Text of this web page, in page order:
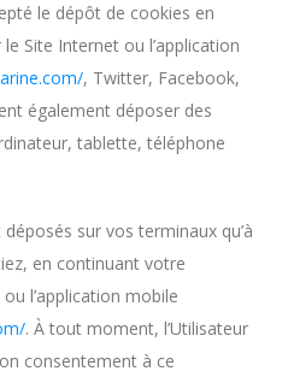
le dépôt de cookies en
Site Internet ou l’application
, Twitter, Facebook,
également déposer des
tablette, téléphone
sur vos terminaux qu’à
en continuant votre
l’application mobile
. À tout moment, l’Utilisateur
consentement à ce